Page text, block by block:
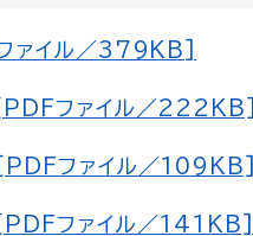
ァイル／379KB]
ファイル／222KB]
ファイル／109KB]
ファイル／141KB]